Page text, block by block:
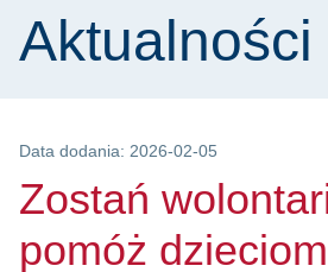
Treść strony
Aktualności
Data dodania: 2026-02-05
Zostań
pomóż